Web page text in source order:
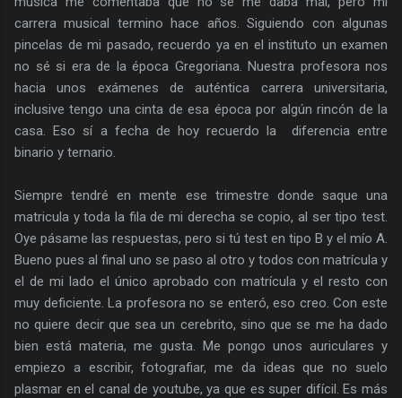
carrera musical termino hace años. Siguiendo con algunas
pincelas de mi pasado, recuerdo ya en el instituto un examen
no sé si era de la época Gregoriana. Nuestra profesora nos
hacia unos exámenes de auténtica carrera universitaria,
inclusive tengo una cinta de esa época por algún rincón de la
casa. Eso sí a fecha de hoy recuerdo la diferencia entre
binario y ternario.
Siempre tendré en mente ese trimestre donde saque una
matricula y toda la fila de mi derecha se copio, al ser tipo test.
Oye pásame las respuestas, pero si tú test en tipo B y el mío A.
Bueno pues al final uno se paso al otro y todos con matrícula y
el de mi lado el único aprobado con matrícula y el resto con
muy deficiente. La profesora no se enteró, eso creo. Con este
no quiere decir que sea un cerebrito, sino que se me ha dado
bien está materia, me gusta. Me pongo unos auriculares y
empiezo a escribir, fotografiar, me da ideas que no suelo
plasmar en el canal de youtube, ya que es super difícil. Es más